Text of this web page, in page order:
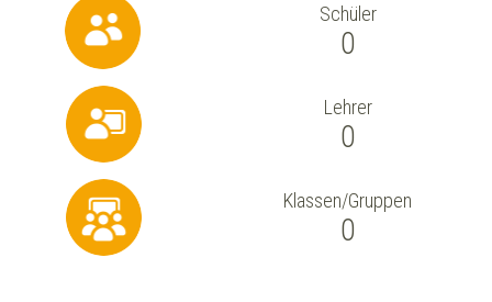
Schüler
0
Lehrer
0
Klassen/Gruppen
0